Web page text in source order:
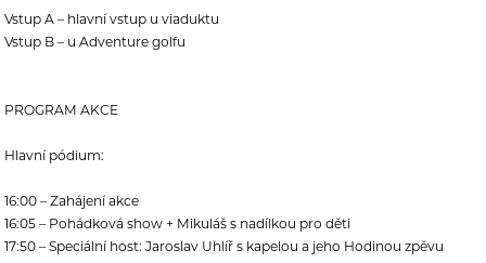
Vstup A – hlavní vstup u viaduktu
Vstup B – u Adventure golfu
PROGRAM AKCE
Hlavní pódium:
16:00 – Zahájení akce
16:05 – Pohádková show + Mikuláš s nadílkou pro děti
17:50 – Speciální host: Jaroslav Uhlíř s kapelou a jeho Hodinou zpěvu